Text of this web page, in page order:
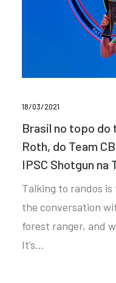
18/03/2021
Brasil no topo
Roth, do Team
IPSC Shotgun na
Talking to randos
the conversation
forest ranger, and
It’s…